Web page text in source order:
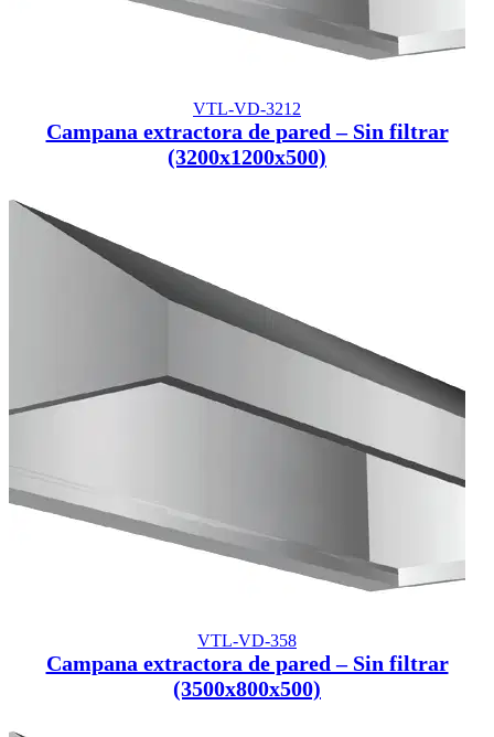
VTL-VD-3212
Campana extractora de pared – Sin filtrar
(3200x1200x500)
VTL-VD-358
Campana extractora de pared – Sin filtrar
(3500x800x500)